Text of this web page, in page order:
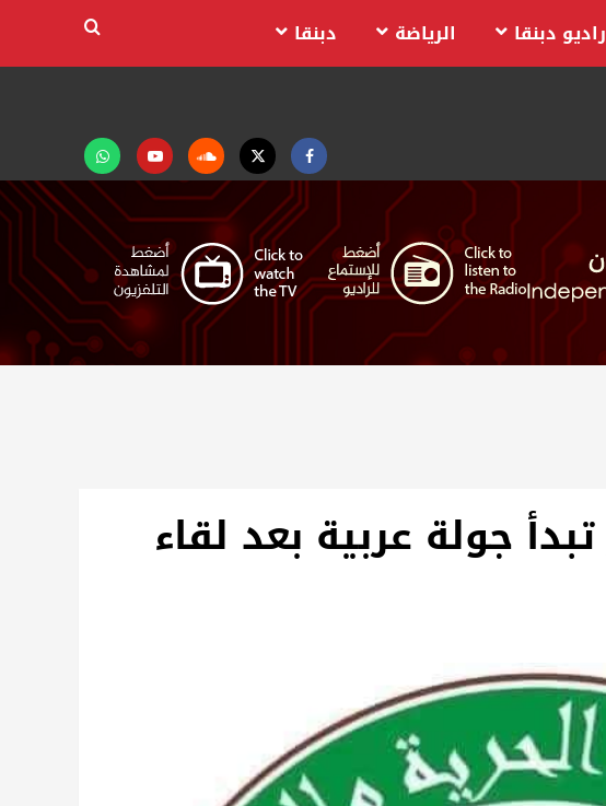
Facebook
Twitter
Soundcloud
Youtubeتابعنا
على
واتساب
راديو دبنقا الرياضة دبنقا
جولة عربية بعد لقاء